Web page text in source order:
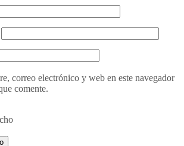
correo electrónico y web en este navegador
comente.